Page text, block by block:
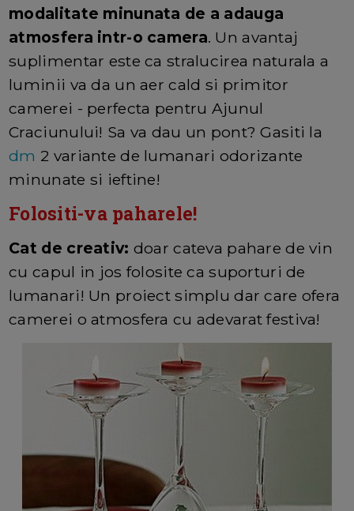
modalitate minunata de a adauga
atmosfera intr-o camera. Un avantaj
suplimentar este ca stralucirea naturala a
luminii va da un aer cald si primitor
camerei - perfecta pentru Ajunul
Craciunului! Sa va dau un pont? Gasiti la
dm 2 variante de lumanari odorizante
minunate si ieftine!
Folositi-va paharele!
Cat de creativ: doar cateva pahare de vin
cu capul in jos folosite ca suporturi de
lumanari! Un proiect simplu dar care ofera
camerei o atmosfera cu adevarat festiva!